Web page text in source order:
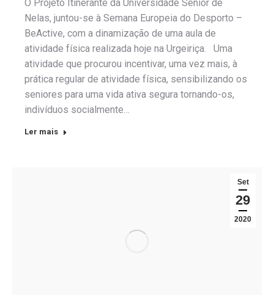
O Projeto Itinerante da Universidade Sénior de
Nelas, juntou-se à Semana Europeia do Desporto –
BeActive, com a dinamização de uma aula de
atividade física realizada hoje na Urgeiriça. Uma
atividade que procurou incentivar, uma vez mais, à
prática regular de atividade física, sensibilizando os
seniores para uma vida ativa segura tornando-os,
indivíduos socialmente…
Ler mais
Set
29
2020